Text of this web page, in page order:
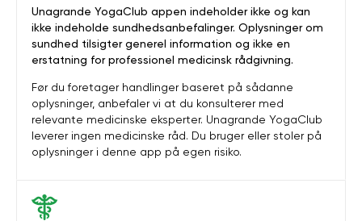
Unagrande YogaClub appen indeholder ikke og kan
ikke indeholde sundhedsanbefalinger. Oplysninger om
sundhed tilsigter generel information og ikke en
erstatning for professionel medicinsk rådgivning.
Før du foretager handlinger baseret på sådanne
oplysninger, anbefaler vi at du konsulterer med
relevante medicinske eksperter. Unagrande YogaClub
leverer ingen medicinske råd. Du bruger eller stoler på
oplysninger i denne app på egen risiko.